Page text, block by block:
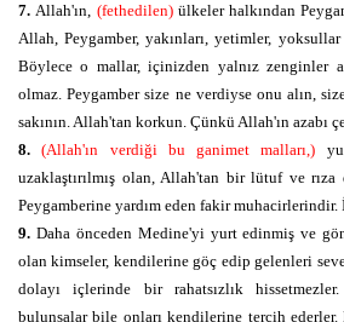
7.Allah'ın, (fethedilen)ülkeler halkından
Allah, Peygamber, yakınları, yetimler,
Böylece o mallar, içinizden yalnız zenginler
olmaz. Peygamber size ne verdiyse onu alın,
sakının. Allah'tan korkun. Çünkü Allah'ın azabı
8.(Allah'ın verdiği bu ganimet malları,)
uzaklaştırılmış olan, Allah'tan bir lütuf ve
Peygamberine yardım eden fakir muhacirlerindir.
9. Daha önceden Medine'yi yurt edinmiş ve
olan kimseler, kendilerine göç edip gelenleri
dolayı içlerinde bir rahatsızlık
bulunsalar bile onları kendilerine tercih